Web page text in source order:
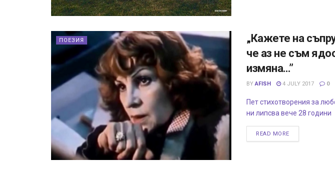
ПОЕЗИЯ
„Кажете на
че аз не съм
измяна…”
BY AFISH 4 JULY 2017 0
Пет стихотворения за
ни липсва вече 28 години
READ MORE